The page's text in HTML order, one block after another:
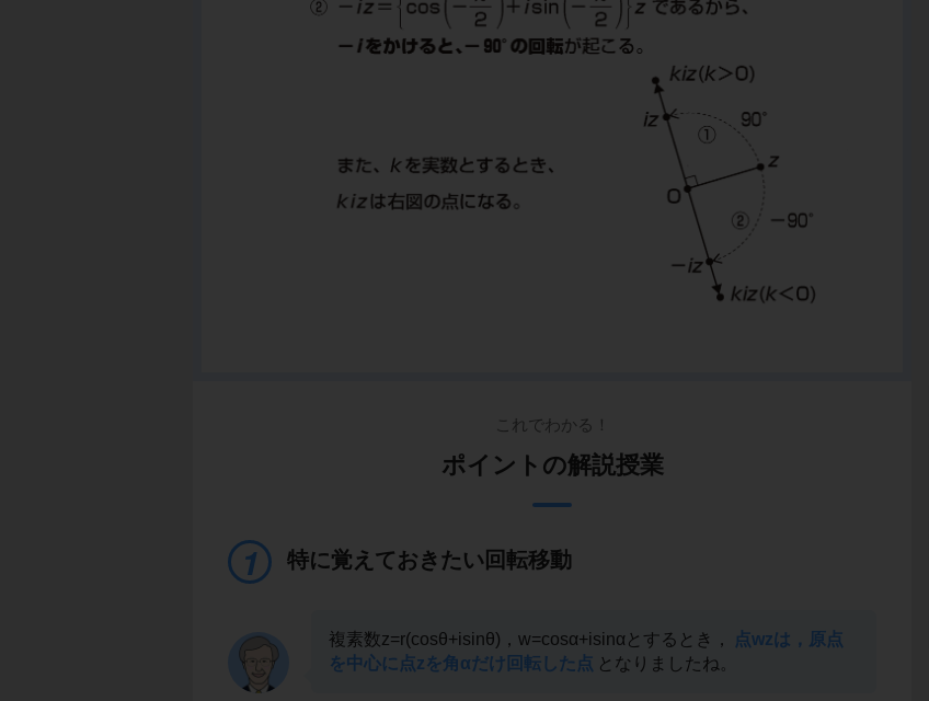
これでわかる！
ポイントの解説授業
特に覚えておきたい回転移動
複素数z=r(cosθ+isinθ)，w=cosα+isinαとするとき，
点wzは，原点
を中心に点zを角αだけ回転した点 となりましたね。